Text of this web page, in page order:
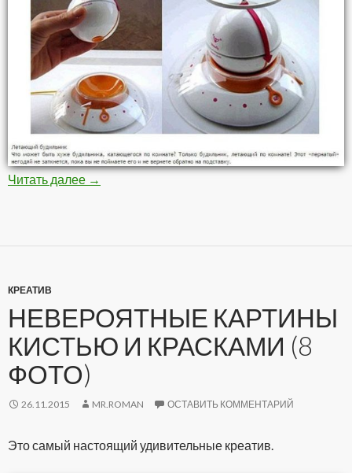
Читать далее Самые необычные будильники (10 фото)
→
КРЕАТИВ
НЕВЕРОЯТНЫЕ КАРТИНЫ
КИСТЬЮ И КРАСКАМИ (8
ФОТО)
26.11.2015 MR.ROMAN ОСТАВИТЬ КОММЕНТАРИЙ
Это самый настоящий удивительные креатив.